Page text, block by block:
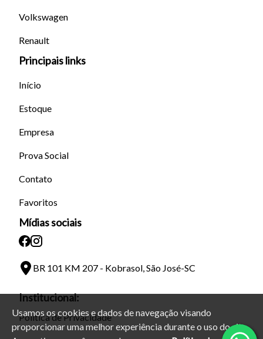
Usamos os cookies e dados de navegação visando
proporcionar uma melhor experiência durante o uso do site.
Volkswagen
Renault
Principais links
Início
Estoque
Empresa
Prova Social
Contato
Favoritos
Mídias sociais
BR 101 KM 207 - Kobrasol, São José-SC
Institucional:
Política de Privacidade